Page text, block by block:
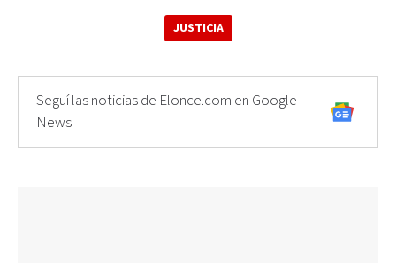
JUSTICIA
Seguí las noticias de Elonce.com en Google
News